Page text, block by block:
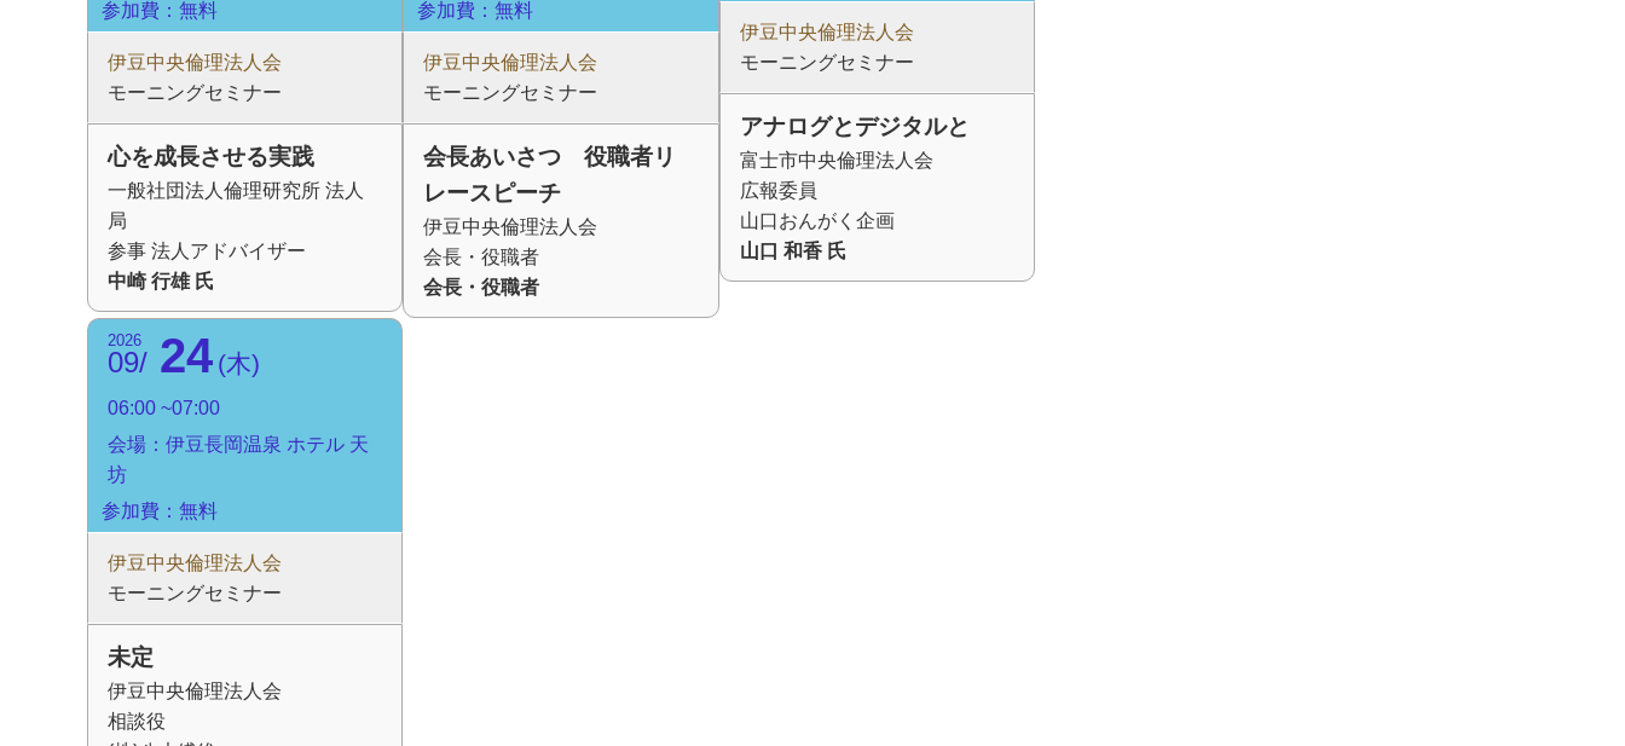
参加費：無料
伊豆中央倫理法人会
モーニングセミナー
心を成長させる実践
一般社団法人倫理研究所 法人
局
参事 法人アドバイザー
中崎 行雄 氏
参加費：無料
伊豆中央倫理法人会
モーニングセミナー
会長あいさつ 役職者リ
レースピーチ
伊豆中央倫理法人会
会長・役職者
会長・役職者
伊豆中央倫理法人会
モーニングセミナー
アナログとデジタルと
富士市中央倫理法人会
広報委員
山口おんがく企画
山口 和香 氏
2026
09 24 木
06:00
07:00
会場：伊豆長岡温泉 ホテル 天
坊
参加費：無料
伊豆中央倫理法人会
モーニングセミナー
未定
伊豆中央倫理法人会
相談役